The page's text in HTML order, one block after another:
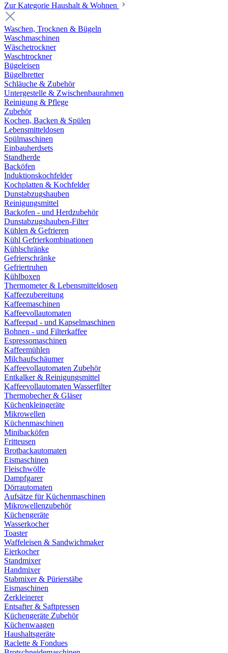
Zur Kategorie Haushalt & Wohnen
Waschen, Trocknen & Bügeln
Waschmaschinen
Wäschetrockner
Waschtrockner
Bügeleisen
Bügelbretter
Schläuche & Zubehör
Untergestelle & Zwischenbaurahmen
Reinigung & Pflege
Zubehör
Kochen, Backen & Spülen
Lebensmitteldosen
Spülmaschinen
Einbauherdsets
Standherde
Backöfen
Induktionskochfelder
Kochplatten & Kochfelder
Dunstabzugshauben
Reinigungsmittel
Backofen - und Herdzubehör
Dunstabzugshauben-Filter
Kühlen & Gefrieren
Kühl Gefrierkombinationen
Kühlschränke
Gefrierschränke
Gefriertruhen
Kühlboxen
Thermometer & Lebensmitteldosen
Kaffeezubereitung
Kaffeemaschinen
Kaffeevollautomaten
Kaffeepad - und Kapselmaschinen
Bohnen - und Filterkaffee
Espressomaschinen
Kaffeemühlen
Milchaufschäumer
Kaffeevollautomaten Zubehör
Entkalker & Reinigungsmittel
Kaffeevollautomaten Wasserfilter
Thermobecher & Gläser
Küchenkleingeräte
Mikrowellen
Küchenmaschinen
Minibacköfen
Fritteusen
Brotbackautomaten
Eismaschinen
Fleischwölfe
Dampfgarer
Dörrautomaten
Aufsätze für Küchenmaschinen
Mikrowellenzubehör
Küchengeräte
Wasserkocher
Toaster
Waffeleisen & Sandwichmaker
Eierkocher
Standmixer
Handmixer
Stabmixer & Pürierstäbe
Eismaschinen
Zerkleinerer
Entsafter & Saftpressen
Küchengeräte Zubehör
Küchenwaagen
Haushaltsgeräte
Raclette & Fondues